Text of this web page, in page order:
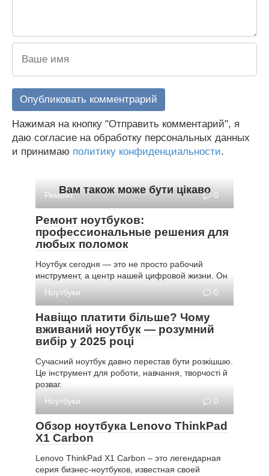
Нажимая на кнопку "Отправить комментарий", я
даю согласие на обработку персональных данных
и принимаю политику конфиденциальности.
Вам також може бути цікаво
Ремонт 0
Ремонт ноутбуков:
профессиональные решения для
любых поломок
Ноутбук сегодня — это не просто рабочий
инструмент, а центр нашей цифровой жизни. Он
Ноутбуки
0
Навіщо платити більше? Чому
вживаний ноутбук — розумний
вибір у 2025 році
Сучасний ноутбук давно перестав бути розкішшю.
Це інструмент для роботи, навчання, творчості й
розваг.
Ноутбуки
0
Обзор ноутбука Lenovo ThinkPad
X1 Carbon
Lenovo ThinkPad X1 Carbon – это легендарная
серия бизнес-ноутбуков, известная своей